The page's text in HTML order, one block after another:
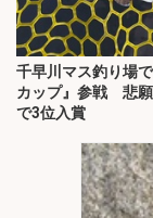
千早川マス釣り場
カップ』参戦 悲願
で3位入賞